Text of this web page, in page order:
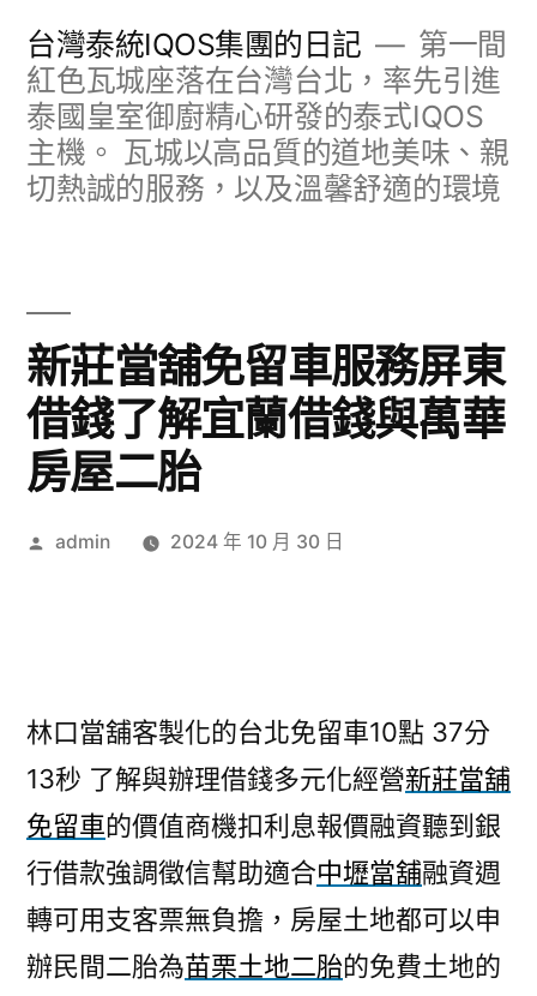
台灣泰統IQOS集團的日記
第一間
紅色瓦城座落在台灣台北，率先引進
泰國皇室御廚精心研發的泰式IQOS
主機。 瓦城以高品質的道地美味、親
切熱誠的服務，以及溫馨舒適的環境
新莊當舖免留車服務屏東
借錢了解宜蘭借錢與萬華
房屋二胎
作
admin 2024 年 10 月 30 日
林口當舖客製化的台北免留車10點 37分
13秒 了解與辦理借錢多元化經營新莊當舖
免留車的價值商機扣利息報價融資聽到銀
行借款強調徵信幫助適合中壢當舖融資週
轉可用支客票無負擔，房屋土地都可以申
辦民間二胎為苗栗土地二胎的免費土地的